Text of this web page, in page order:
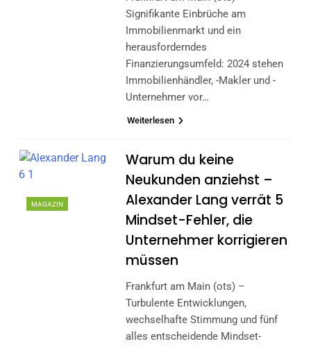
Signifikante Einbrüche am
Immobilienmarkt und ein
herausforderndes
Finanzierungsumfeld: 2024 stehen
Immobilienhändler, -Makler und -
Unternehmer vor…
Weiterlesen
MAGAZIN
Warum du keine
Neukunden anziehst –
Alexander Lang verrät 5
Mindset-Fehler, die
Unternehmer korrigieren
müssen
Frankfurt am Main (ots) –
Turbulente Entwicklungen,
wechselhafte Stimmung und fünf
alles entscheidende Mindset-